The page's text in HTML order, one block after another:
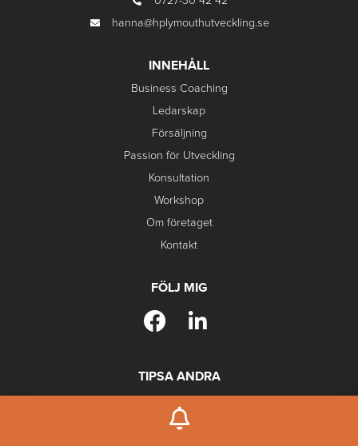
hanna@hplymouthutveckling.se
INNEHÅLL
Business Coaching
Ledarskap
Försäljning
Passion för Utveckling
Konsultation
Workshop
Om företaget
Kontakt
FÖLJ MIG
TIPSA ANDRA